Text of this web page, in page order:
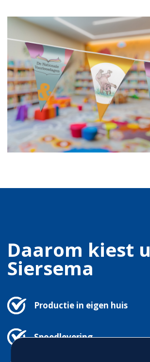
Daarom kiest
Siersema
Productie in eigen huis
Spoedlevering